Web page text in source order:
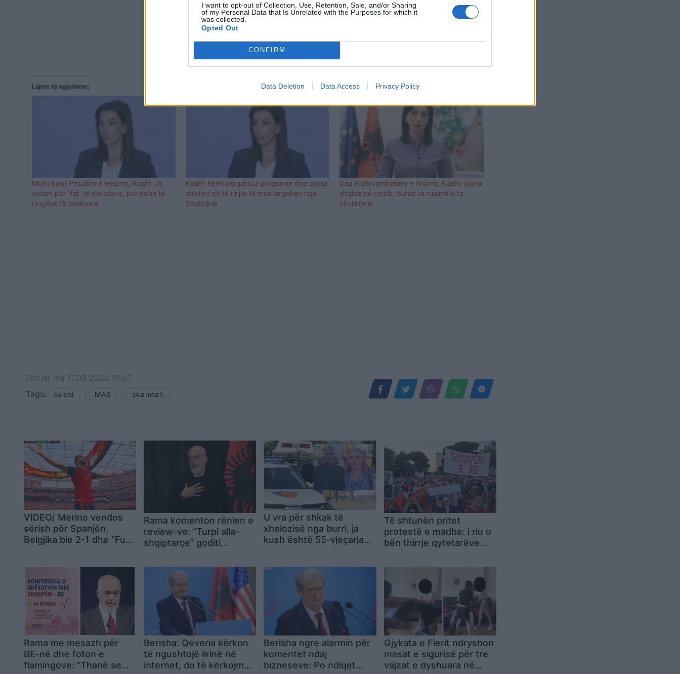
I want to opt-out of Collection, Use, Retention, Sale, and/or Sharing
of my Personal Data that Is Unrelated with the Purposes for which it
was collected.
Opted Out
CONFIRM
Data Deletion Data Access Privacy Policy
Lajme të ngjashme:
Moti i keq/ Pezullimi i mësimit, Kushi: Jo
vetëm për “faj” të shkollave, por edhe të
rrugëve të bllokuara
Kushi: Kemi përgatitur programe dhe bursa
studimi që të rinjtë të mos largohen nga
Shqipëria
Dita Ndërkombëtare e Arsimit, Kushi: Gjuha
shqipe në rrezik, duhet ta ruajmë e ta
zhvillojmë
Shtuar më 17.09.2024 18:57
Tags:
kushi , MAS , skandali
VIDEO/ Merino vendos
sërish për Spanjën,
Belgjika bie 2-1 dhe “Furia
Rama komenton rënien e
review-ve: “Turpi alla-
shqiptarçe” goditi
bizneset po dalin nga
bloza digjitale
U vra për shkak të
xhelozisë nga burri, ja
kush është 55-vjeçarja
në Shkodër
Të shtunën pritet
protestë e madhe: i riu u
bën thirrje qytetarëve
theksuar dorëheqjen e
përbashkët
Rama me mesazh për
BE-në dhe foton e
flamingove: “Thanë se
Berisha: Qeveria kërkon
të ngushtojë lirinë në
internet, do të kërkojmë
Berisha ngre alarmin për
komentet ndaj
bizneseve: Po ndiqet
Gjykata e Fierit ndryshon
masat e sigurisë për tre
vajzat e dyshuara në